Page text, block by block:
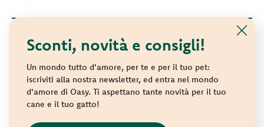
Sconti, novità e consigli!
Un mondo tutto d'amore, per te e per il tuo pet:
iscriviti alla nostra newsletter, ed entra nel mondo
d'amore di Oasy. Ti aspettano tante novità per il tuo
cane e il tuo gatto!
© 2021 Oasy. All rights reserved.
Wonderfood S.p.A. Strada dei Censiti, 2 - 47891 Repubblica
di San Marino - C.o.E. SM 04018
Privacy policy-Cookie policy-Sitemap